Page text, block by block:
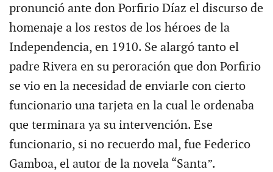
pronunció ante don Porfirio Díaz el discurso de
homenaje a los restos de los héroes de la
Independencia, en 1910. Se alargó tanto el
padre Rivera en su peroración que don Porfirio
se vio en la necesidad de enviarle con cierto
funcionario una tarjeta en la cual le ordenaba
que terminara ya su intervención. Ese
funcionario, si no recuerdo mal, fue Federico
Gamboa, el autor de la novela “Santa”.